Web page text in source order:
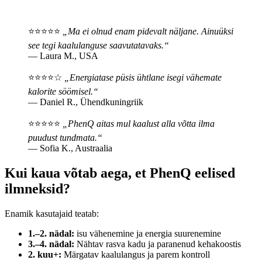
⭐⭐⭐⭐⭐
„Ma ei olnud enam pidevalt näljane. Ainuüksi
see tegi kaalulanguse saavutatavaks.“
— Laura M., USA
⭐⭐⭐⭐☆
„Energiatase püsis ühtlane isegi vähemate
kalorite söömisel.“
— Daniel R., Ühendkuningriik
⭐⭐⭐⭐⭐
„PhenQ aitas mul kaalust alla võtta ilma
puudust tundmata.“
— Sofia K., Austraalia
Kui kaua võtab aega, et PhenQ eelised
ilmneksid?
Enamik kasutajaid teatab:
1.–2. nädal: isu vähenemine ja energia suurenemine
3.–4. nädal: Nähtav rasva kadu ja paranenud kehakoostis
2. kuu+: Märgatav kaalulangus ja parem kontroll